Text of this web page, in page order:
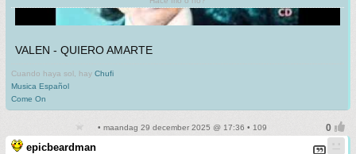
VALEN - QUIERO AMARTE
Cuando haya sol, hay Chufi
Musica Español
Come On
• maandag 29 december 2025 @ 17:36 • 109
epicbeardman